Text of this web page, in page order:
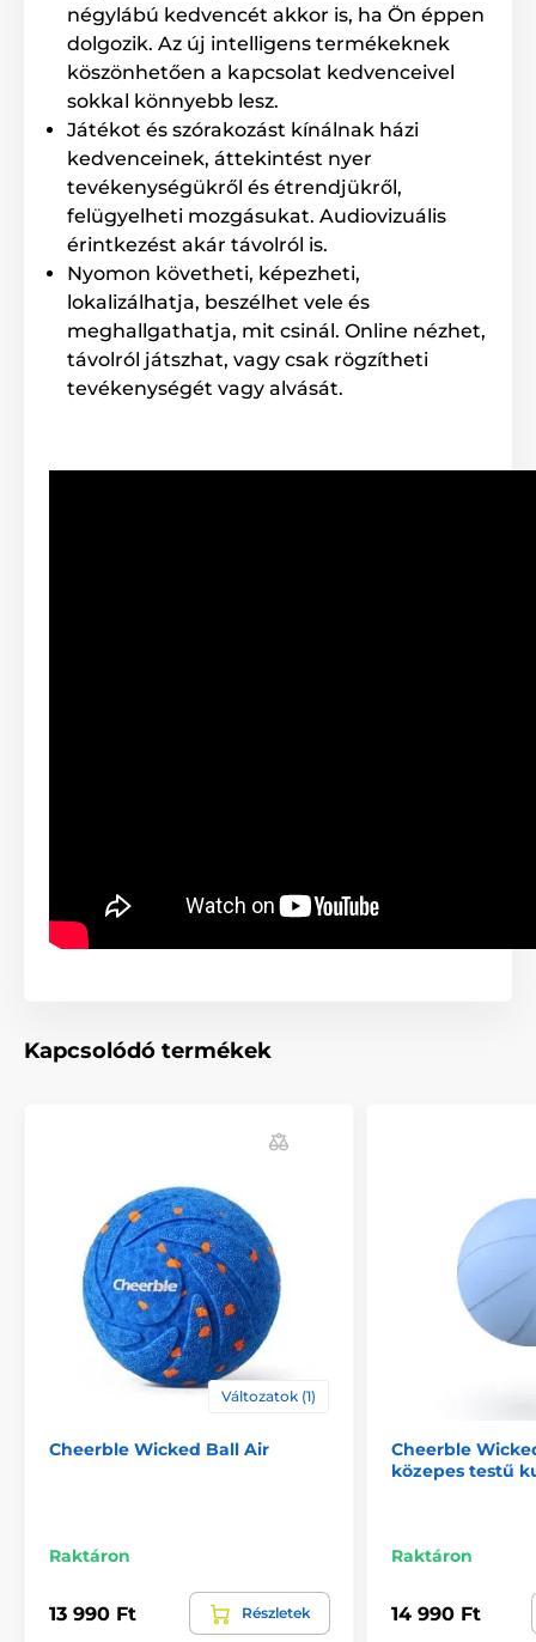
négylábú kedvencét akkor is, ha Ön éppen
dolgozik. Az új intelligens termékeknek
köszönhetően a kapcsolat kedvenceivel
sokkal könnyebb lesz.
Játékot és szórakozást kínálnak házi
kedvenceinek, áttekintést nyer
tevékenységükről és étrendjükről,
felügyelheti mozgásukat. Audiovizuális
érintkezést akár távolról is.
Nyomon követheti, képezheti,
lokalizálhatja, beszélhet vele és
meghallgathatja, mit csinál. Online nézhet,
távolról játszhat, vagy csak rögzítheti
tevékenységét vagy alvását.
Kapcsolódó termékek
Változatok (1)
Cheerble Wicked Ball Air
Raktáron
13 990 Ft Részletek
Cheerble
közepes testű
Raktáron
14 990 Ft